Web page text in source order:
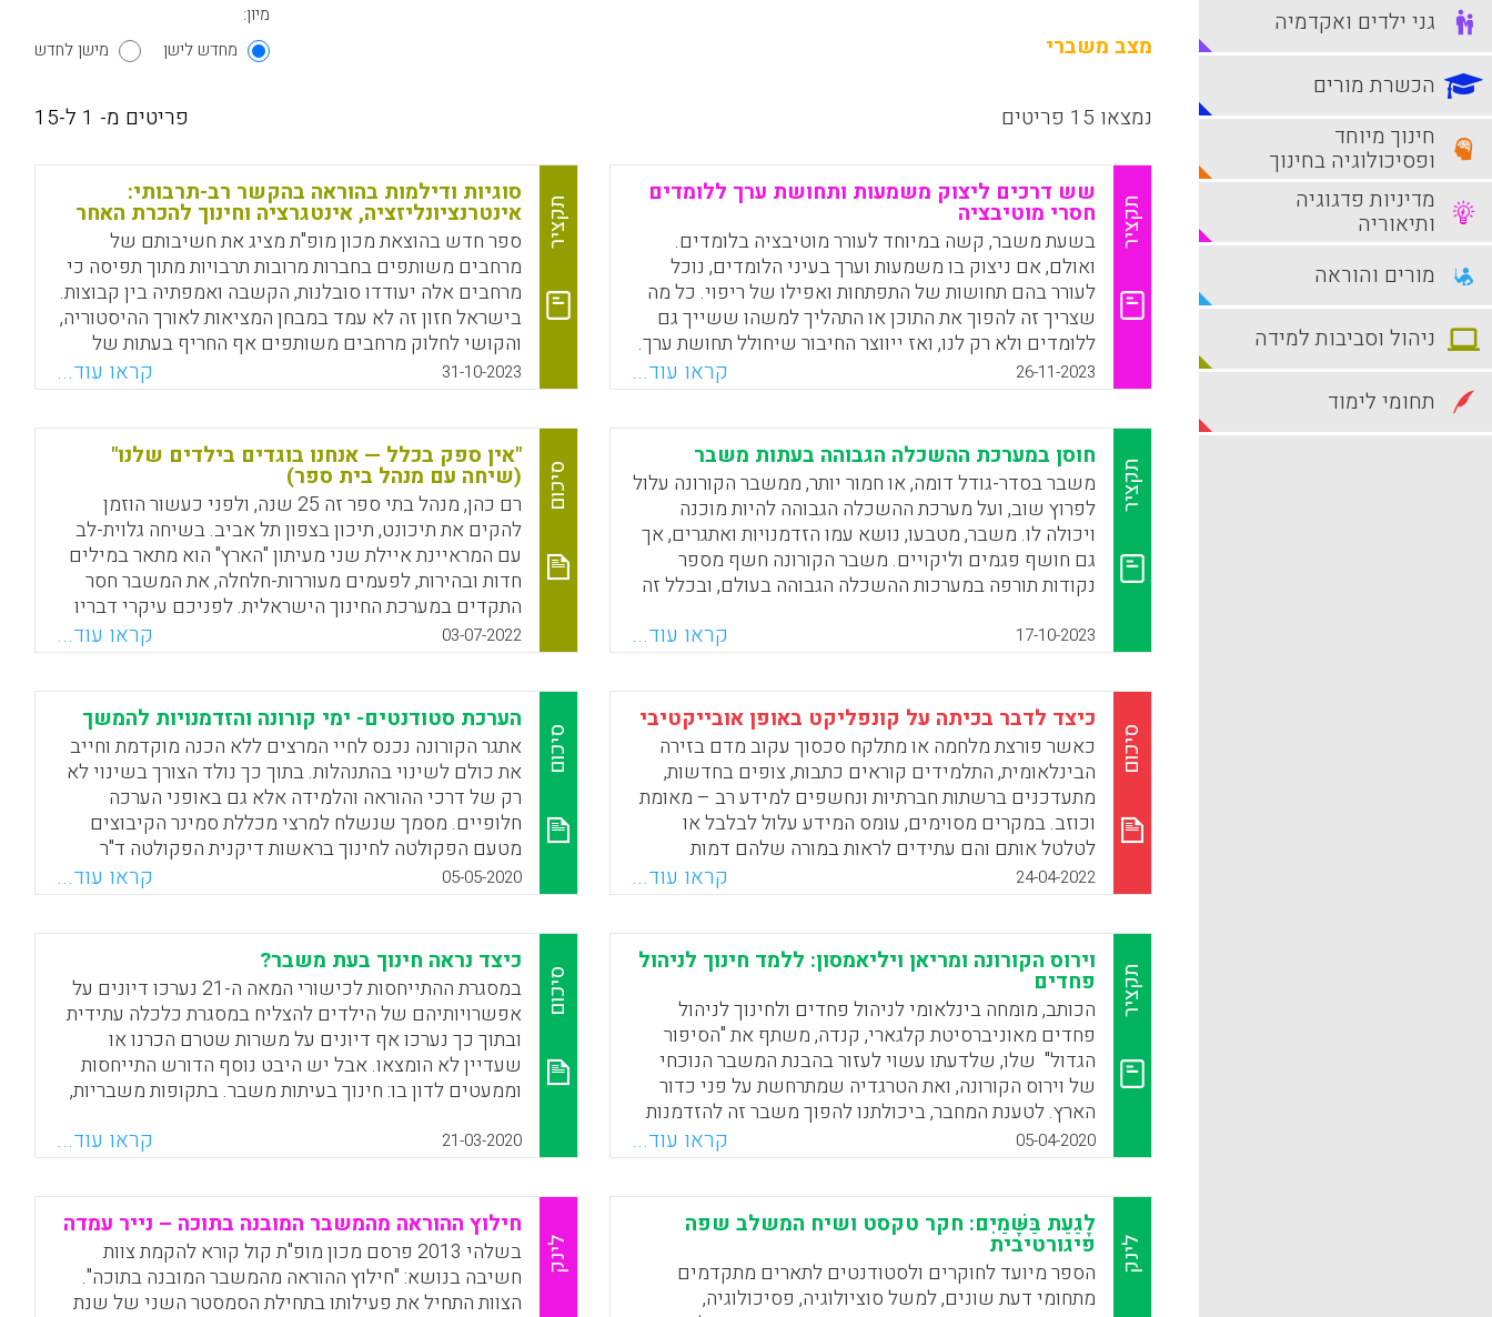
מצב משברי
מיון:
מחדש לישן
מישן לחדש
נמצאו 15 פריטים פריטים מ- 1 ל-15
תקציר
שש דרכים ליצוק משמעות ותחושת ערך ללומדים
חסרי מוטיבציה
בשעת משבר, קשה במיוחד לעורר מוטיבציה בלומדים.
ואולם, אם ניצוק בו משמעות וערך בעיני הלומדים, נוכל
לעורר בהם תחושות של התפתחות ואפילו של ריפוי. כל מה
שצריך זה להפוך את התוכן או התהליך למשהו ששייך גם
ללומדים ולא רק לנו, ואז ייווצר החיבור שיחולל תחושת ערך.
הנה שש פעולות שאפשר לשלב עם כל עולם תוכן, גם כזה
שלא נתפס כמעניין:
WhatsApp
Facebook
Email
X
26-11-2023 קראו עוד...
תקציר
סוגיות ודילמות בהוראה בהקשר רב-תרבותי:
אינטרנציונליזציה, אינטגרציה וחינוך להכרת האחר
ספר חדש בהוצאת מכון מופ"ת מציג את חשיבותם של
מרחבים משותפים בחברות מרובות תרבויות מתוך תפיסה כי
מרחבים אלה יעודדו סובלנות, הקשבה ואמפתיה בין קבוצות.
בישראל חזון זה לא עמד במבחן המציאות לאורך ההיסטוריה,
והקושי לחלוק מרחבים משותפים אף החריף בעתות של
משברים בריאותיים, פוליטיים וביטחוניים. דוגמאות לכך
בלטו בתקופות של לחימה ברצועת עזה, אז התלקחו ברחובות
ישראל מהומות שהחריפו אף יותר בערים המשותפות.
מאורעות נוספים שנחרתו בזיכרון הקולקטיבי הישראלי
מזוהים כמחלוקת בין "ישראל הראשונה" ל"ישראל השנייה"
ומייצגים את המתח הפוליטי בחברה, שבשנים האחרונות בא
לידי ביטוי בהפגנות ובמאבקים שגרמו לפילוג העם.
מאורעות אלה מהדהדים ללא הרף, מחלחלים למערכת
החינוך ומשפיעים על הדינמיקה הן בכיתות הן בחדרי מורים.
WhatsApp
Facebook
Email
X
31-10-2023 קראו עוד...
תקציר
חוסן במערכת ההשכלה הגבוהה בעתות משבר
משבר בסדר-גודל דומה, או חמור יותר, ממשבר הקורונה עלול
לפרוץ שוב, ועל מערכת ההשכלה הגבוהה להיות מוכנה
ויכולה לו. משבר, מטבעו, נושא עמו הזדמנויות ואתגרים, אך
גם חושף פגמים וליקויים. משבר הקורונה חשף מספר
נקודות תורפה במערכות ההשכלה הגבוהה בעולם, ובכלל זה
גבוהה גמישה ואיתנה שתאפשר למידה גם בעתות משבר או
חוסר יציבות.
WhatsApp
Facebook
Email
X
17-10-2023 קראו עוד...
סיכום
"אין ספק בכלל — אנחנו בוגדים בילדים שלנו"
(שיחה עם מנהל בית ספר)
רם כהן, מנהל בתי ספר זה 25 שנה, ולפני כעשור הוזמן
להקים את תיכונט, תיכון בצפון תל אביב. בשיחה גלוית-לב
עם המראיינת איילת שני מעיתון "הארץ" הוא מתאר במילים
חדות ובהירות, לפעמים מעוררות-חלחלה, את המשבר חסר
התקדים במערכת החינוך הישראלית. לפניכם עיקרי דבריו
בראשי פרקים.
WhatsApp
Facebook
Email
X
03-07-2022 קראו עוד...
סיכום
כיצד לדבר בכיתה על קונפליקט באופן אובייקטיבי
כאשר פורצת מלחמה או מתלקח סכסוך עקוב מדם בזירה
הבינלאומית, התלמידים קוראים כתבות, צופים בחדשות,
מתעדכנים ברשתות חברתיות ונחשפים למידע רב – מאומת
וכוזב. במקרים מסוימים, עומס המידע עלול לבלבל או
לטלטל אותם והם עתידים לראות במורה שלהם דמות
סמכותית וסוכן מידע חשוב. לכן, על המורים לדעת כיצד
להתייצב מול התלמידים, לנהל דיון ניטרלי והומאני ולהנחיל
להם ערכים ועקרונות לחיים.
WhatsApp
Facebook
Email
X
24-04-2022 קראו עוד...
סיכום
הערכת סטודנטים- ימי קורונה והזדמנויות להמשך
אתגר הקורונה נכנס לחיי המרצים ללא הכנה מוקדמת וחייב
את כולם לשינוי בהתנהלות. בתוך כך נולד הצורך בשינוי לא
רק של דרכי ההוראה והלמידה אלא גם באופני הערכה
חלופיים. מסמך שנשלח למרצי מכללת סמינר הקיבוצים
מטעם הפקולטה לחינוך בראשות דיקנית הפקולטה ד"ר
אירית לוי-פלדמן, מציע כמה עקרונות חשובים שראוי להביא
בחשבון בשעת הערכת ההוראה והלמידה. לצד העקרונות
הכלליים מוצגות גם מגוון דוגמאות המספקות הזדמנויות
למינוף הערכות הקורסים גם בימים כתיקונם. המסמך כולל
גם הצעות לכלים ספציפיים המתאימים לסוגי הערכה
שונים, מוכרים ופחות מוכרים, המאפשרים לנהל את
ההערכות גם באופן מקוון.
WhatsApp
Facebook
Email
X
05-05-2020 קראו עוד...
תקציר
וירוס הקורונה ומריאן ויליאמסון: ללמד חינוך לניהול
פחדים
הכותב, מומחה בינלאומי לניהול פחדים ולחינוך לניהול
פחדים מאוניברסיטת קלגארי, קנדה, משתף את "הסיפור
הגדול" שלו, שלדעתו עשוי לעזור בהבנת המשבר הנוכחי
של וירוס הקורונה, ואת הטרגדיה שמתרחשת על פני כדור
הארץ. לטענת המחבר, ביכולתנו להפוך משבר זה להזדמנות
חינוכית נהדרת, במיוחד כאמצעי לשיפור איכות ניהול
הפחדים והחינוך לניהול הפחדים, לא רק בהקשר הנקודתי,
אלא בכל סיטואציה ובכך להפוך את יחסנו לפחד לבוגר יותר.
שתי דמויות המפתח ב"סיפור הגדול" שמובא במאמר הן
מריאן ויליאמסון, סופרת אמריקנית, מנהיגה רוחנית,
אקטיביסטית ומועמדת לשעבר (שהסירה את מועמדותה
05-04-2020 קראו עוד...
סיכום
כיצד נראה חינוך בעת משבר?
במסגרת ההתייחסות לכישורי המאה ה-21 נערכו דיונים על
אפשרויותיהם של הילדים להצליח במסגרת כלכלה עתידית
ובתוך כך נערכו אף דיונים על משרות שטרם הכרנו או
שעדיין לא הומצאו. אבל יש היבט נוסף הדורש התייחסות
וממעטים לדון בו: חינוך בעיתות משבר. בתקופות משבריות,
החברה והכלכלה, ותפקידו המשמעותי של החינוך הוא
להבטיח שצרכני המידע יוכלו להבינו ולפרשו במדויק.
במילים אחרות, ובאופן כללי יותר, מטרתו של ה"חינוך
משברי" היא לבחון כיצד הוא מסוגל להתמודד עם הידע, עם
המיומנויות ועם ההנחות הנדרשות לאנשים בתקופות של
ערעור.
21-03-2020 קראו עוד...
לינק
לָגַעַת בַּשָּׁמַיִם: חקר טקסט ושיח המשלב שפה
פיגורטיבית
הספר מיועד לחוקרים ולסטודנטים לתארים מתקדמים
מתחומי דעת שונים, למשל סוציולוגיה, פסיכולוגיה,
לינק
חילוץ ההוראה מהמשבר המובנה בתוכה – נייר עמדה
בשלהי 2013 פרסם מכון מופ"ת קול קורא להקמת צוות
חשיבה בנושא: "חילוץ ההוראה מהמשבר המובנה בתוכה".
הצוות התחיל את פעילותו בתחילת הסמסטר השני של שנת
גני ילדים ואקדמיה
הכשרת מורים
חינוך מיוחד
ופסיכולוגיה בחינוך
מדיניות פדגוגיה
ותיאוריה
מורים והוראה
ניהול וסביבות למידה
תחומי לימוד